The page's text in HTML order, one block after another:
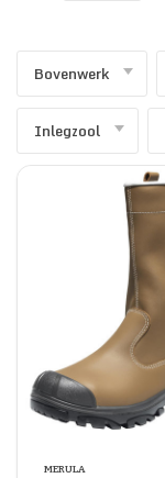
Bovenwerk
Inlegzool
MERULA